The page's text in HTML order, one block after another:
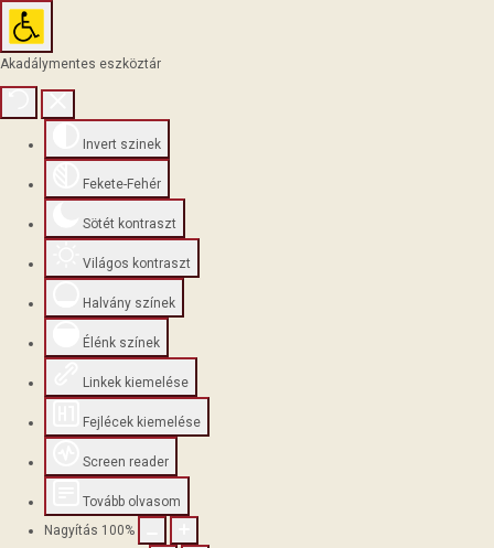
Akadálymentes eszköztár
Invert szinek
Fekete-Fehér
Sötét kontraszt
Világos kontraszt
Halvány színek
Élénk színek
Linkek kiemelése
Fejlécek kiemelése
Screen reader
Tovább olvasom
Nagyítás 100%